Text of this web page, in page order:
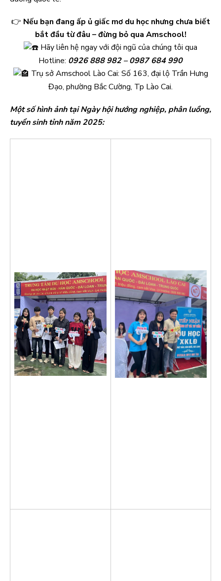
👉 Nếu bạn đang ấp ủ giấc mơ du học nhưng chưa biết
bắt đầu từ đâu – đừng bỏ qua Amschool!
Hãy liên hệ ngay với đội ngũ của chúng tôi qua
Hotline: 0926 888 982 – 0987 684 990
Trụ sở Amschool Lào Cai: Số 163, đại lộ Trần Hưng
Đạo, phường Bắc Cường, Tp Lào Cai.
Một số hình ảnh tại Ngày hội hướng nghiệp, phân luồng,
tuyển sinh tỉnh năm 2025: